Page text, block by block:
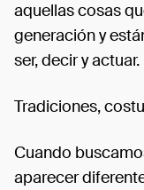
aquellas cosas
generación y
ser, decir y actuar.
Tradiciones,
Cuando
aparecer